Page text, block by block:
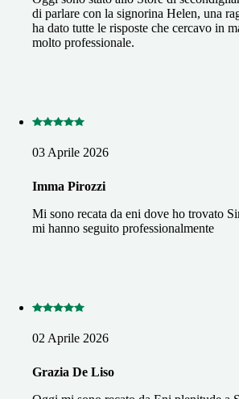
di parlare con la signorina Helen, una
ha dato tutte le risposte che cercavo in
molto professionale.
03 Aprile 2026
Imma Pirozzi
Mi sono recata da eni dove ho trovato
mi hanno seguito professionalmente
02 Aprile 2026
Grazia De Liso